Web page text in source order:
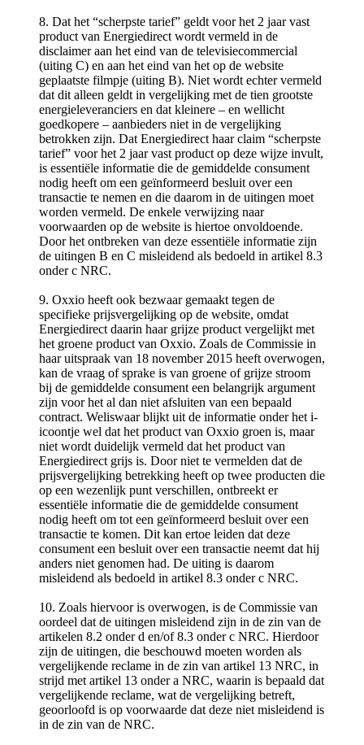
8. Dat het “scherpste tarief” geldt voor het 2 jaar vast
product van Energiedirect wordt vermeld in de
disclaimer aan het eind van de televisiecommercial
(uiting C) en aan het eind van het op de website
geplaatste filmpje (uiting B). Niet wordt echter vermeld
dat dit alleen geldt in vergelijking met de tien grootste
energieleveranciers en dat kleinere – en wellicht
goedkopere – aanbieders niet in de vergelijking
betrokken zijn. Dat Energiedirect haar claim “scherpste
tarief” voor het 2 jaar vast product op deze wijze invult,
is essentiële informatie die de gemiddelde consument
nodig heeft om een geïnformeerd besluit over een
transactie te nemen en die daarom in de uitingen moet
worden vermeld. De enkele verwijzing naar
voorwaarden op de website is hiertoe onvoldoende.
Door het ontbreken van deze essentiële informatie zijn
de uitingen B en C misleidend als bedoeld in artikel 8.3
onder c NRC.
9. Oxxio heeft ook bezwaar gemaakt tegen de
specifieke prijsvergelijking op de website, omdat
Energiedirect daarin haar grijze product vergelijkt met
het groene product van Oxxio. Zoals de Commissie in
haar uitspraak van 18 november 2015 heeft overwogen,
kan de vraag of sprake is van groene of grijze stroom
bij de gemiddelde consument een belangrijk argument
zijn voor het al dan niet afsluiten van een bepaald
contract. Weliswaar blijkt uit de informatie onder het i-
icoontje wel dat het product van Oxxio groen is, maar
niet wordt duidelijk vermeld dat het product van
Energiedirect grijs is. Door niet te vermelden dat de
prijsvergelijking betrekking heeft op twee producten die
op een wezenlijk punt verschillen, ontbreekt er
essentiële informatie die de gemiddelde consument
nodig heeft om tot een geïnformeerd besluit over een
transactie te komen. Dit kan ertoe leiden dat deze
consument een besluit over een transactie neemt dat hij
anders niet genomen had. De uiting is daarom
misleidend als bedoeld in artikel 8.3 onder c NRC.
10. Zoals hiervoor is overwogen, is de Commissie van
oordeel dat de uitingen misleidend zijn in de zin van de
artikelen 8.2 onder d en/of 8.3 onder c NRC. Hierdoor
zijn de uitingen, die beschouwd moeten worden als
vergelijkende reclame in de zin van artikel 13 NRC, in
strijd met artikel 13 onder a NRC, waarin is bepaald dat
vergelijkende reclame, wat de vergelijking betreft,
geoorloofd is op voorwaarde dat deze niet misleidend is
in de zin van de NRC.